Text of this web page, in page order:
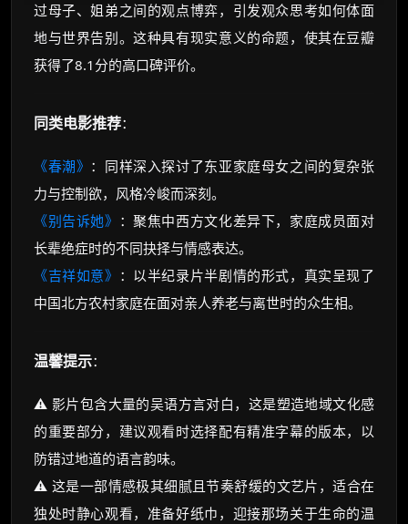
过母子、姐弟之间的观点博弈，引发观众思考如何体面
地与世界告别。这种具有现实意义的命题，使其在豆瓣
获得了8.1分的高口碑评价。
同类电影推荐：
《春潮》 ：同样深入探讨了东亚家庭母女之间的复杂张
力与控制欲，风格冷峻而深刻。
《别告诉她》 ：聚焦中西方文化差异下，家庭成员面对
长辈绝症时的不同抉择与情感表达。
《吉祥如意》 ：以半纪录片半剧情的形式，真实呈现了
中国北方农村家庭在面对亲人养老与离世时的众生相。
温馨提示：
⚠️ 影片包含大量的吴语方言对白，这是塑造地域文化感
的重要部分，建议观看时选择配有精准字幕的版本，以
防错过地道的语言韵味。
⚠️ 这是一部情感极其细腻且节奏舒缓的文艺片，适合在
独处时静心观看，准备好纸巾，迎接那场关于生命的温